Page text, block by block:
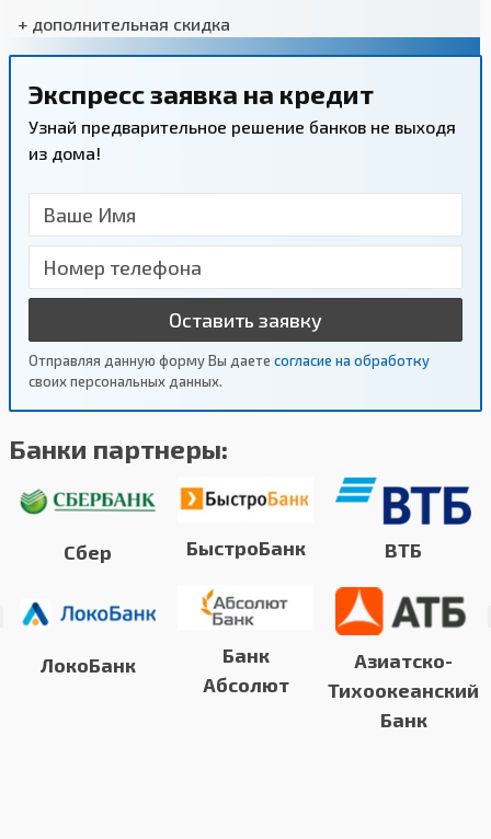
+ дополнительная скидка
Экспресс заявка на кредит
Узнай предварительное решение банков не выходя
из дома!
Оставить заявку
Отправляя данную форму Вы даете согласие на обработку
своих персональных данных.
Банки партнеры:
Сбер
ЛокоБанк
БыстроБанк
Банк
Абсолют
ВТБ
Азиатско-
Тихоокеанский
Банк